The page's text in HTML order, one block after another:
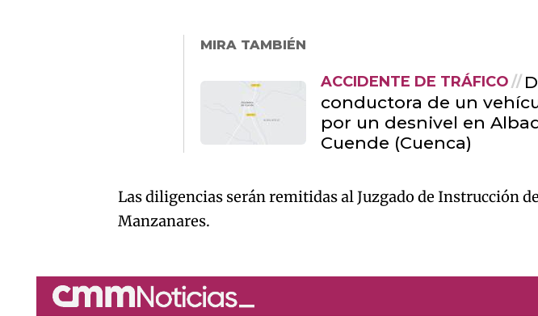
MIRA TAMBIÉN
ACCIDENTE DE TRÁFICO
conductora de un
por un desnivel en
Cuende (Cuenca)
Las diligencias serán remitidas al Juzgado de Instrucción
Manzanares.